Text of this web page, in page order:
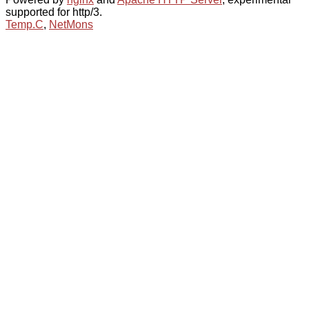
supported for http/3.
Temp.C, NetMons